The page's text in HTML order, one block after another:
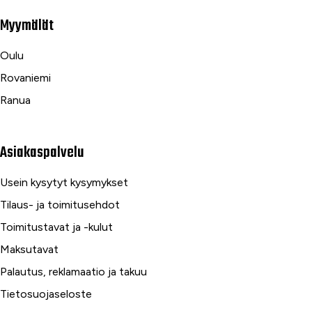
Myymälät
Oulu
Rovaniemi
Ranua
Asiakaspalvelu
Usein kysytyt kysymykset
Tilaus- ja toimitusehdot
Toimitustavat ja -kulut
Maksutavat
Palautus, reklamaatio ja takuu
Tietosuojaseloste